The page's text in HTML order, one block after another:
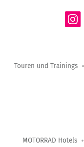
Touren und Trainings
MOTORRAD Hotels